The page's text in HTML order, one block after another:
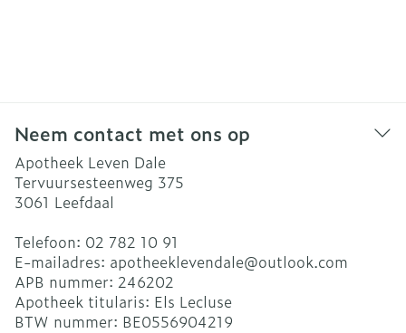
Neem contact met ons op
Apotheek Leven Dale
Tervuursesteenweg 375
3061 Leefdaal
Telefoon: 02 782 10 91
E-mailadres: apotheeklevendale@outlook.com
APB nummer: 246202
Apotheek titularis: Els Lecluse
BTW nummer: BE0556904219